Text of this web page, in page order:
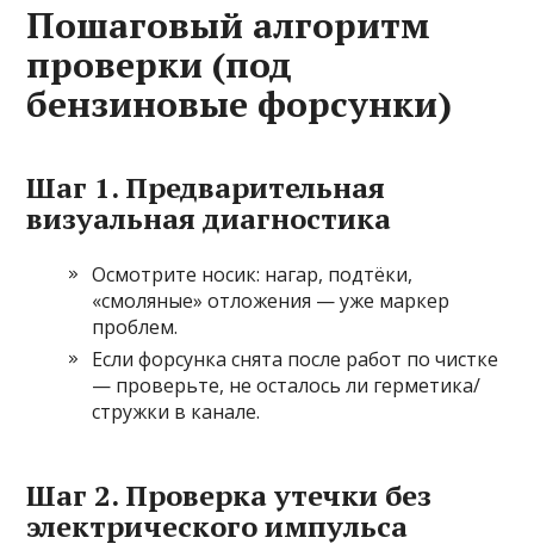
Пошаговый алгоритм
проверки (под
бензиновые форсунки)
Шаг 1. Предварительная
визуальная диагностика
Осмотрите носик: нагар, подтёки,
«смоляные» отложения — уже маркер
проблем.
Если форсунка снята после работ по чистке
— проверьте, не осталось ли герметика/
стружки в канале.
Шаг 2. Проверка утечки без
электрического импульса